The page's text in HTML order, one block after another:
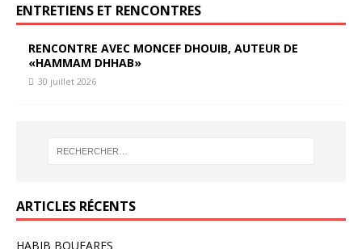
ENTRETIENS ET RENCONTRES
RENCONTRE AVEC MONCEF DHOUIB, AUTEUR DE
«HAMMAM DHHAB»
30 juillet 2026
ARTICLES RÉCENTS
HABIB BOUFARES